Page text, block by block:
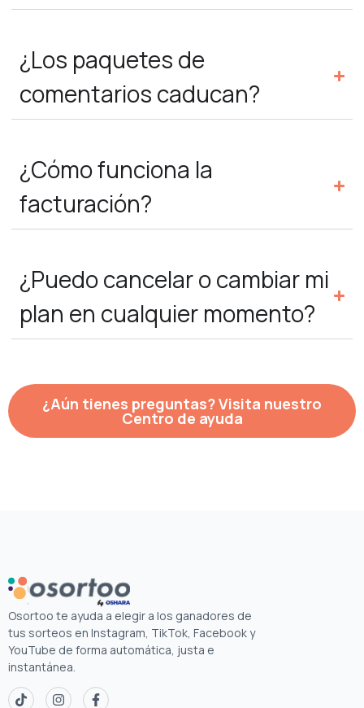
¿Los paquetes de
comentarios caducan?
¿Cómo funciona la
facturación?
¿Puedo cancelar o cambiar mi
plan en cualquier momento?
¿Aún tienes preguntas? Visita nuestro
Centro de ayuda
Osortoo te ayuda a elegir a los ganadores de
tus sorteos en Instagram, TikTok, Facebook y
YouTube de forma automática, justa e
instantánea.